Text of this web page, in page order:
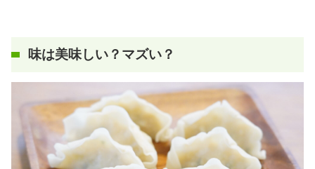
味は美味しい？マズい？